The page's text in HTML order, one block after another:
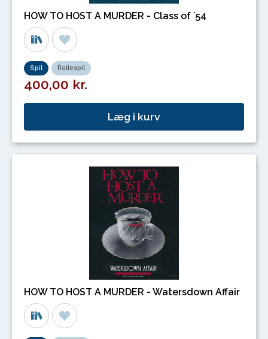
HOW TO HOST A MURDER - Class of `54
Spil Rollespil
400,00 kr.
Læg i kurv
HOW TO HOST A MURDER - Watersdown Affair